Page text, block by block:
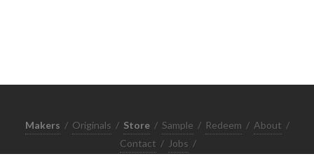
Makers / Originals / Store / Sample / Redeem / About /
Contact / Jobs /